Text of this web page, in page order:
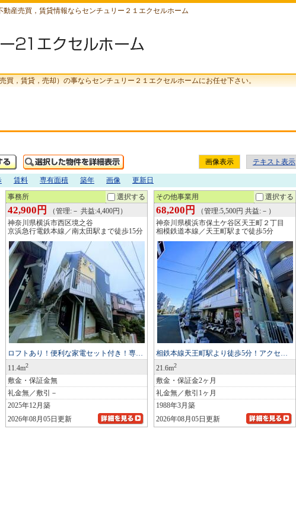
産売買，賃貸情報ならセンチュリー２１エクセルホーム
買，賃貸，売却）の事ならセンチュリー２１エクセルホームにお任せ下さい。
画像表示 テキスト表示
賃料 専有面積 築年 画像 更新日
事務所 選択する
42,900円
（管理:－ 共益:4,400円）
神奈川県横浜市西区境之谷
京浜急行電鉄本線／南太田駅まで徒歩15分
ロフトあり！便利な家電セット付き！専…
11.4m2
敷金・保証金無
礼金無／敷引－
2025年12月築
2026年08月05日更新
その他事業用 選択する
68,200円
（管理:5,500円 共益:－）
神奈川県横浜市保土ケ谷区天王町２丁目
相模鉄道本線／天王町駅まで徒歩5分
相鉄本線天王町駅より徒歩5分！アクセ…
21.6m2
敷金・保証金2ヶ月
礼金無／敷引1ヶ月
1988年3月築
2026年08月05日更新